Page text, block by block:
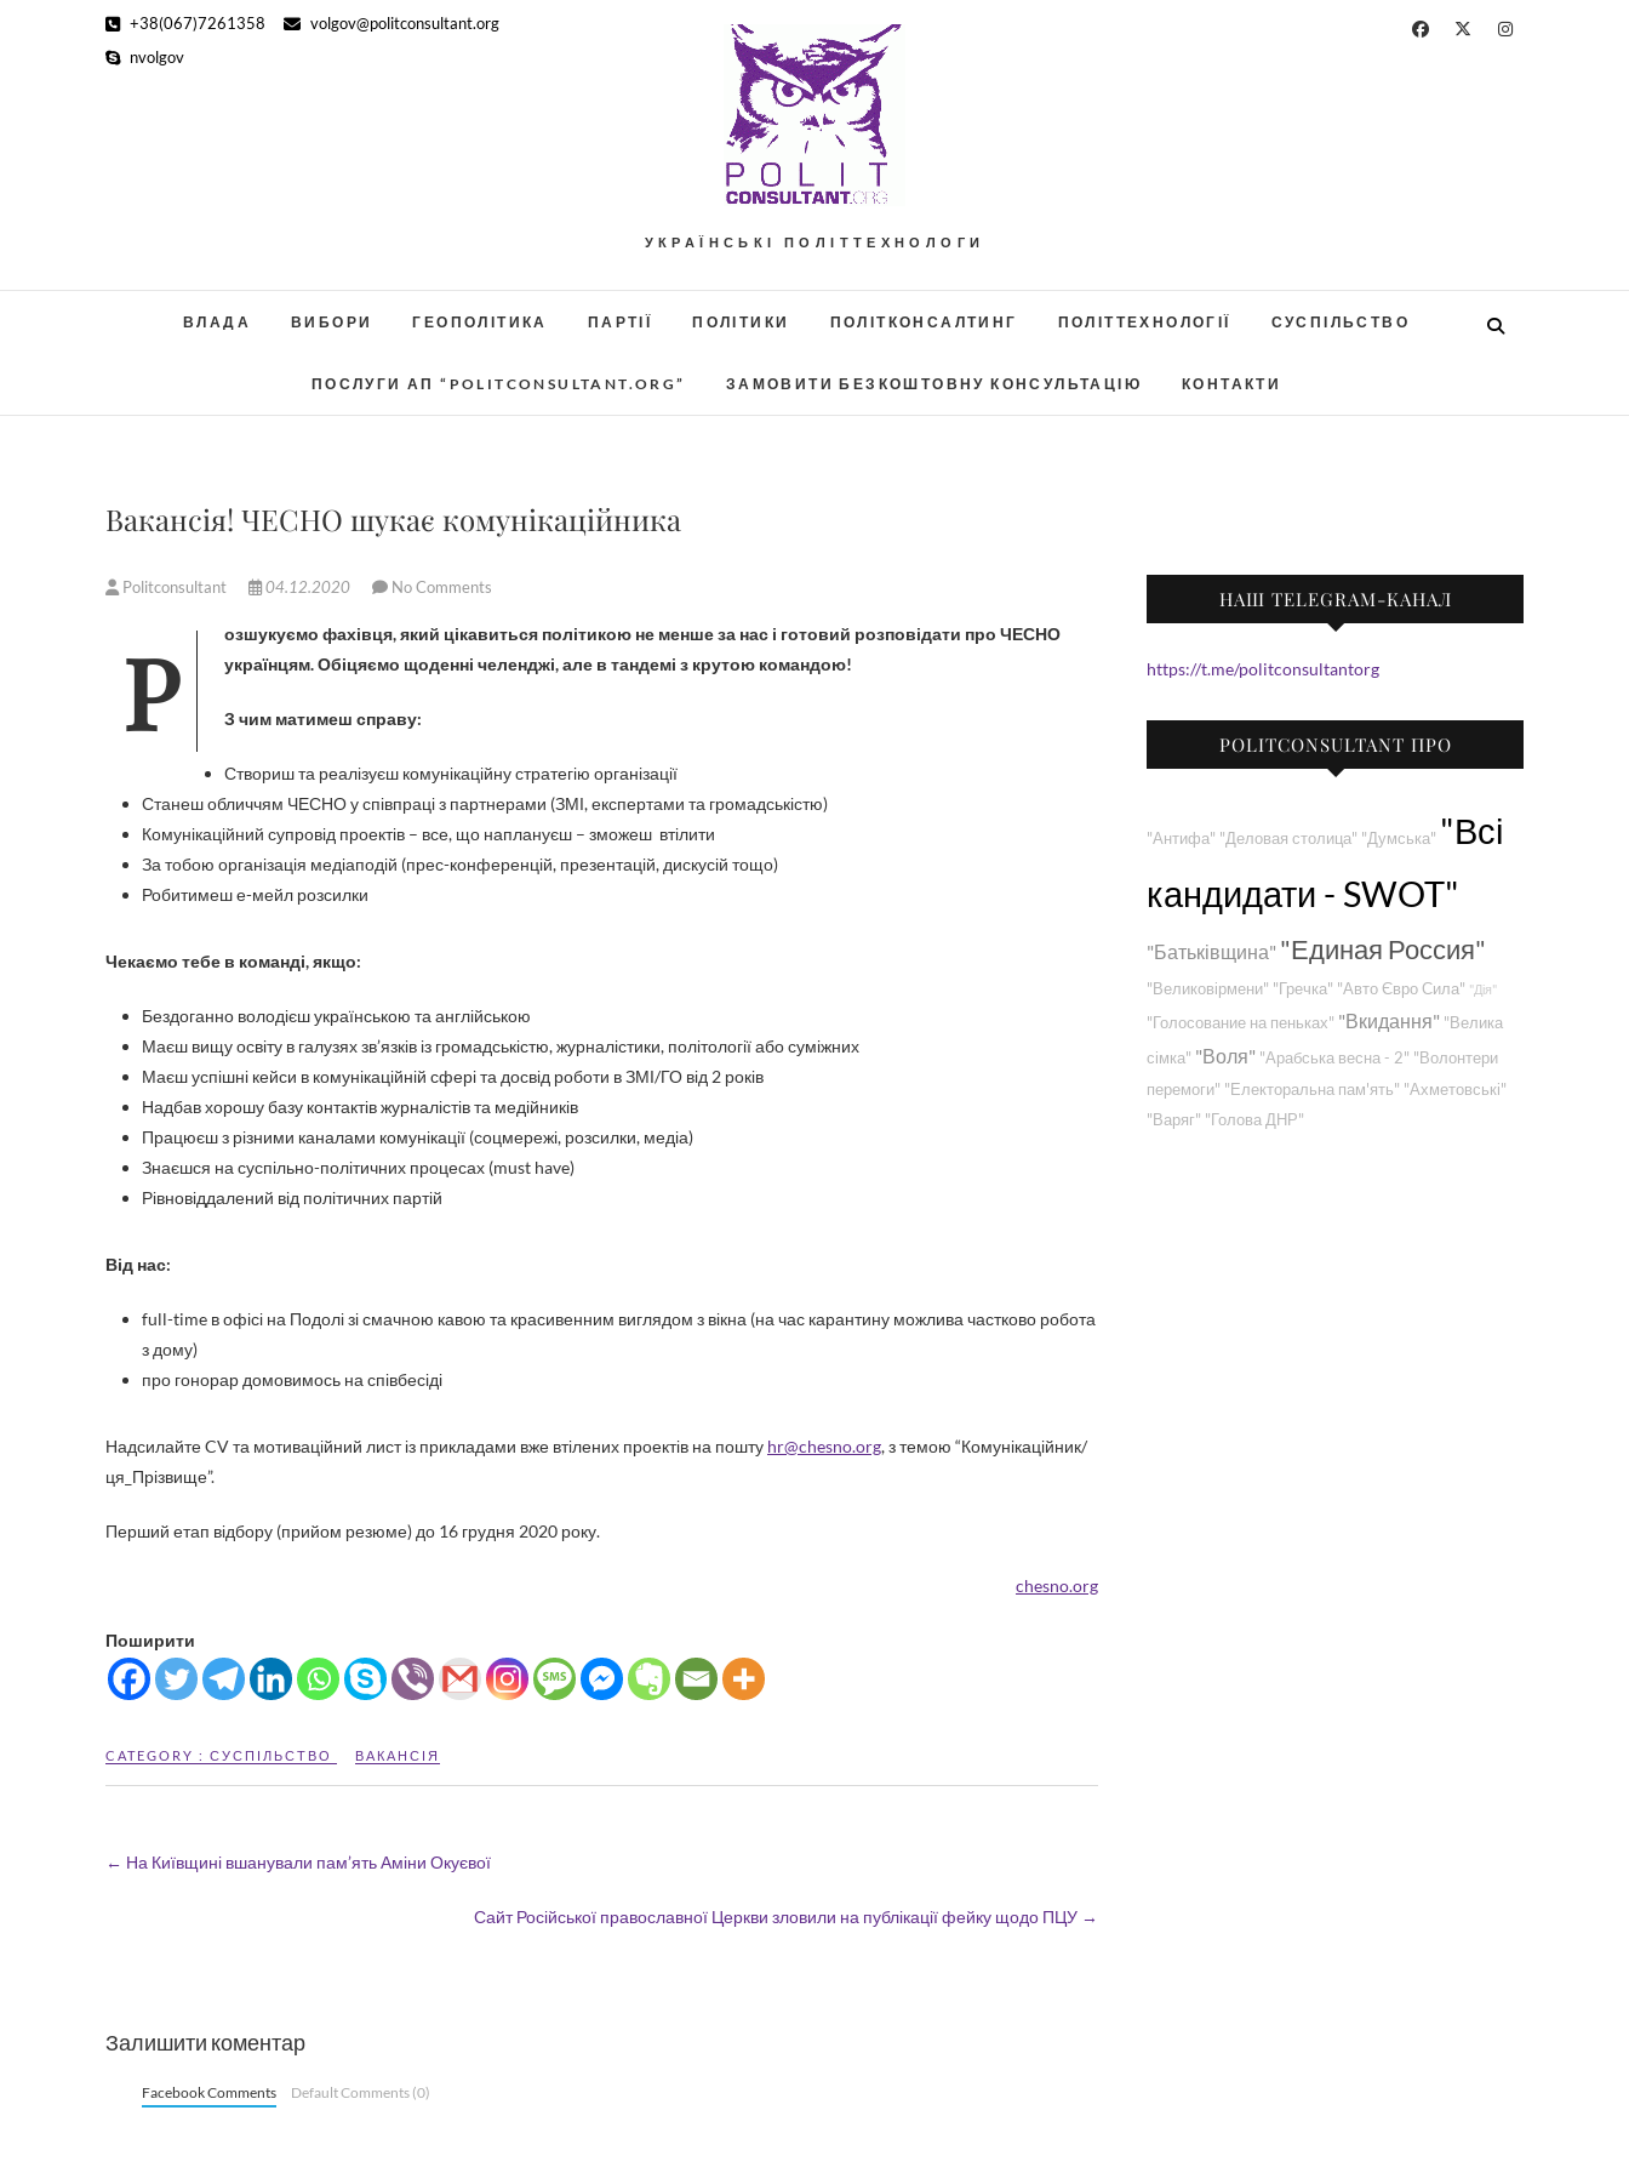
+38(067)7261358
volgov@politconsultant.org
nvolgov
УКРАЇНСЬКІ ПОЛІТТЕХНОЛОГИ
ВЛАДА ВИБОРИ ГЕОПОЛІТИКА ПАРТІЇ ПОЛІТИКИ ПОЛІТКОНСАЛТИНГ ПОЛІТТЕХНОЛОГІЇ СУСПІЛЬСТВО
ПОСЛУГИ АП “POLITCONSULTANT.ORG” ЗАМОВИТИ БЕЗКОШТОВНУ КОНСУЛЬТАЦІЮ КОНТАКТИ
Вакансія! ЧЕСНО шукає комунікаційника
Politconsultant 04.12.2020 No Comments
Розшукуємо фахівця, який цікавиться політикою не менше за нас і готовий розповідати про ЧЕСНО українцям. Обіцяємо щоденні челенджі, але в тандемі з крутою командою!
З чим матимеш справу:
Створиш та реалізуєш комунікаційну стратегію організації
Станеш обличчям ЧЕСНО у співпраці з партнерами (ЗМІ, експертами та громадськістю)
Комунікаційний супровід проектів – все, що наплануєш – зможеш втілити
За тобою організація медіаподій (прес-конференцій, презентацій, дискусій тощо)
Робитимеш е-мейл розсилки
Чекаємо тебе в команді, якщо:
Бездоганно володієш українською та англійською
Маєш вищу освіту в галузях зв’язків із громадськістю, журналістики, політології або суміжних
Маєш успішні кейси в комунікаційній сфері та досвід роботи в ЗМІ/ГО від 2 років
Надбав хорошу базу контактів журналістів та медійників
Працюєш з різними каналами комунікації (соцмережі, розсилки, медіа)
Знаєшся на суспільно-політичних процесах (must have)
Рівновіддалений від політичних партій
Від нас:
full-time в офісі на Подолі зі смачною кавою та красивенним виглядом з вікна (на час карантину можлива частково робота
з дому)
про гонорар домовимось на співбесіді
Надсилайте CV та мотиваційний лист із прикладами вже втілених проектів на пошту hr@chesno.org, з темою “Комунікаційник/
ця_Прізвище”.
Перший етап відбору (прийом резюме) до 16 грудня 2020 року.
chesno.org
Поширити
CATEGORY : СУСПІЛЬСТВО ВАКАНСІЯ
← На Київщині вшанували пам’ять Аміни Окуєвої
Сайт Російської православної Церкви зловили на публікації фейку щодо ПЦУ →
Залишити коментар
Facebook Comments Default Comments (0)
НАШ TELEGRAM-КАНАЛ
https://t.me/politconsultantorg
POLITCONSULTANT ПРО
"Антифа" "Деловая столица" "Думська" "Всі
кандидати - SWOT"
"Батьківщина" "Единая Россия"
"Великовірмени" "Гречка" "Авто Євро Сила" "Дія"
"Голосование на пеньках" "Вкидання" "Велика
сімка" "Воля" "Арабська весна - 2" "Волонтери
перемоги" "Електоральна пам'ять" "Ахметовські"
"Варяг" "Голова ДНР"